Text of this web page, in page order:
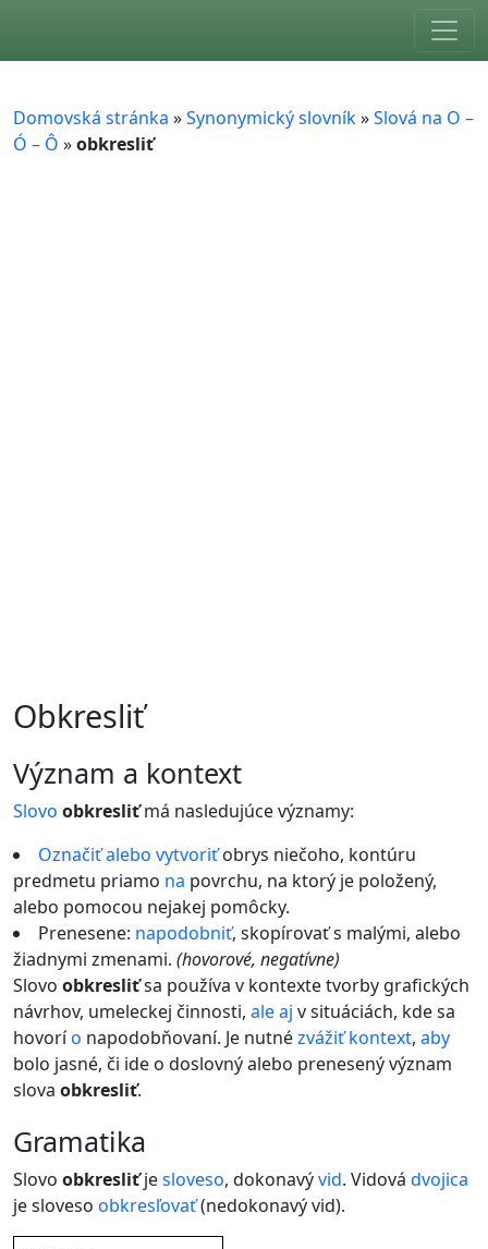
Domovská stránka »Synonymický slovník»Slová na O –
Ó – Ô »obkresliť
Obkresliť
význam a kontext
Slovo obkresliťmá nasledujúce významy:
Označiťalebo vytvoriťobrys niečoho, kontúru
predmetu priamo na povrchu, na ktorý je položený,
alebo pomocou nejakej pomôcky.
Prenesene: napodobniť, skopírovať s malými, alebo
žiadnymi zmenami. (hovorové, negatívne)
Slovo obkresliťsa používa v kontexte tvorby grafických
návrhov, umeleckej činnosti, aleaj v situáciách, kde sa
hovorío napodobňovaní. Je nutnézvážiť kontext, aby
bolo jasné, či ide o doslovný alebo prenesený význam
slova obkresliť.
gramatika
Slovo obkresliťjesloveso, dokonavývid. Vidová dvojica
je sloveso obkresľovať(nedokonavý vid).